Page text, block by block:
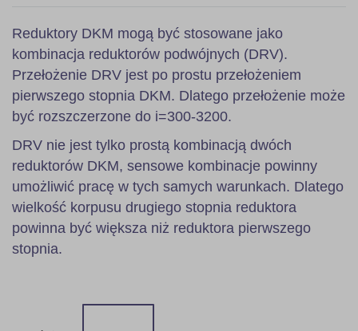
Reduktory DKM mogą być stosowane jako
kombinacja reduktorów podwójnych (DRV).
Przełożenie DRV jest po prostu przełożeniem
pierwszego stopnia DKM. Dlatego przełożenie może
być rozszczerzone do i=300-3200.
DRV nie jest tylko prostą kombinacją dwóch
reduktorów DKM, sensowe kombinacje powinny
umożliwić pracę w tych samych warunkach. Dlatego
wielkość korpusu drugiego stopnia reduktora
powinna być większa niż reduktora pierwszego
stopnia.